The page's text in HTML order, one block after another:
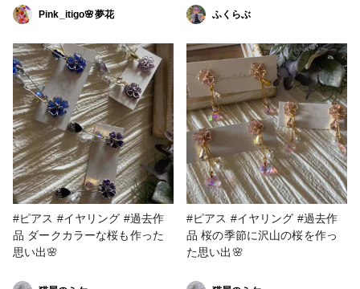
テスト #グルーデコ #バックチ
ャーム #キーホルダー #過去作
品
Pink_itigo🌸夢花
イド ふくらぶ
#ピアス #イヤリング #過去作
品 ダークカラーな桜も作った
思い出🌸
#ピアス #イヤリング #過去作
品 桜の季節に沢山の桜を作っ
た思い出🌸